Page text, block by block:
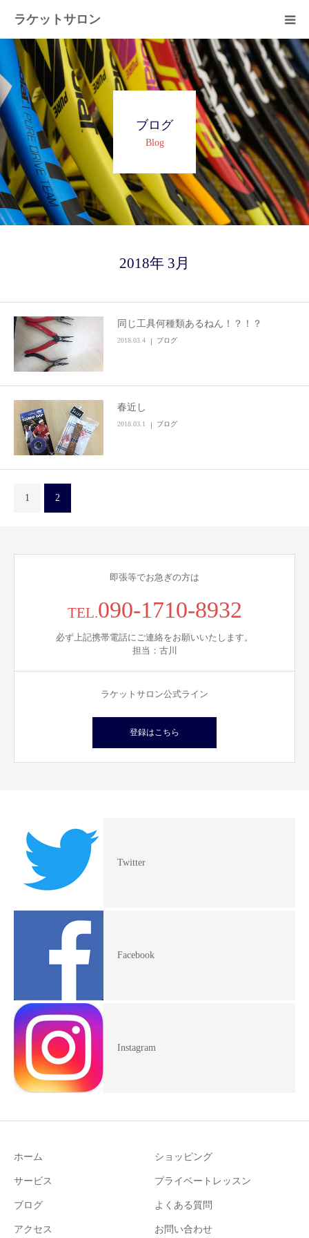
ラケットサロン
ブログ
Blog
2018年 3月
同じ工具何種類あるねん！？！？
2018.03.4 ブログ
春近し
2018.03.1 ブログ
1 2
即張等でお急ぎの方は
TEL.090-1710-8932
必ず上記携帯電話にご連絡をお願いいたします。
担当：古川
ラケットサロン公式ライン
登録はこちら
Twitter
Facebook
Instagram
ホーム ショッピング
サービス プライベートレッスン
ブログ よくある質問
アクセス お問い合わせ
ホーム
ショッピング
サービス
プライベートレッスン
ブログ
お問い合わせ